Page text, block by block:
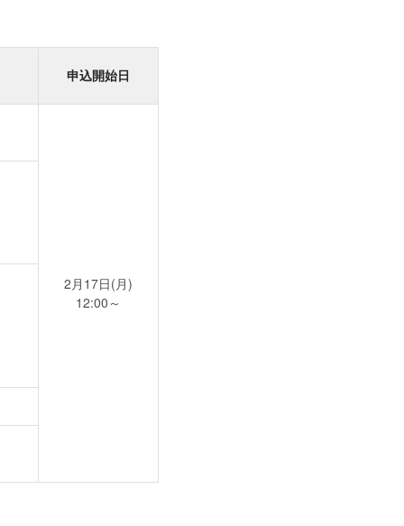
申込開始日
2月17日(月)
12:00～